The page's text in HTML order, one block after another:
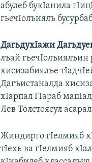
абулеб букIанила
гьечIолъиялъ
ДагьдухIажи
лъай гьечIолъиялъин
хисизабиялъе
Дагъистаналда
хIарпал ГIараб
Лев Толстоясул
Жиндирго гIелмияб
тIехь ва гIелмияб